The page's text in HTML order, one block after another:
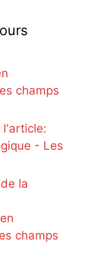
champs
l'article:
- Les
la
champs